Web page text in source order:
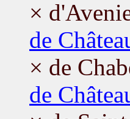
×
de
× de
de